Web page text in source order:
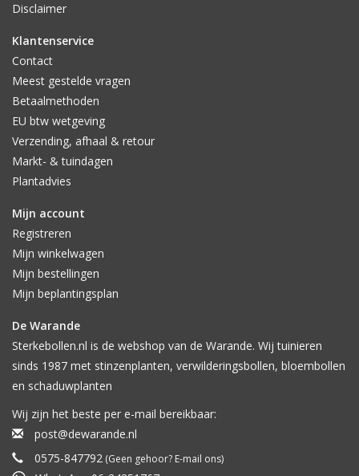
Disclaimer
Klantenservice
Contact
Meest gestelde vragen
Betaalmethoden
EU btw wetgeving
Verzending, afhaal & retour
Markt- & tuindagen
Plantadvies
Mijn account
Registreren
Mijn winkelwagen
Mijn bestellingen
Mijn beplantingsplan
De Warande
Sterkebollen.nl is de webshop van de Warande. Wij tuinieren
sinds 1987 met stinzenplanten, verwilderingsbollen, bloembollen
en schaduwplanten
Wij zijn het beste per e-mail bereikbaar:
post@dewarande.nl
0575-847792 (Geen gehoor? E-mail ons)